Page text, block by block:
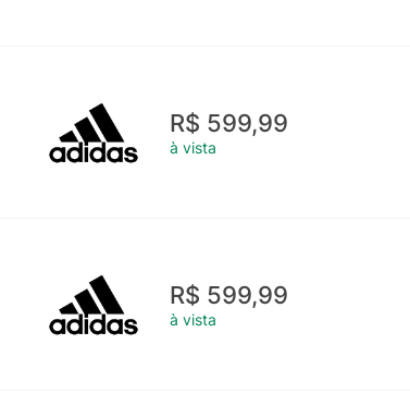
R$ 599,99
à vista
R$ 599,99
à vista